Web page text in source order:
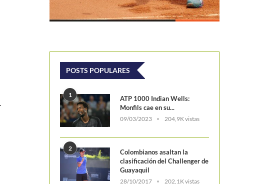
POSTS POPULARES
1
ATP 1000 Indian Wells:
Monfils cae en su...
09/03/2023 204,9K vistas
2
Colombianos asaltan la
clasificación del Challenger de
Guayaquil
28/10/2017 202,1K vistas